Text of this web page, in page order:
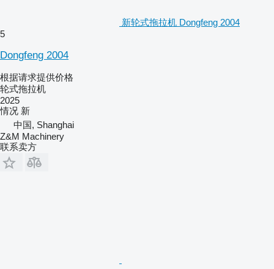
新轮式拖拉机 Dongfeng 2004
5
Dongfeng 2004
根据请求提供价格
轮式拖拉机
2025
情况 新
中国, Shanghai
Z&M Machinery
联系卖方